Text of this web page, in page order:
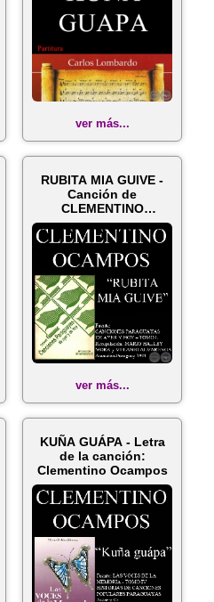
ver más...
RUBITA MIA GUIVE -
Canción de
CLEMENTINO
OCAMPOS
ver más...
KUÑA GUÁPA - Letra
de la canción:
Clementino Ocampos